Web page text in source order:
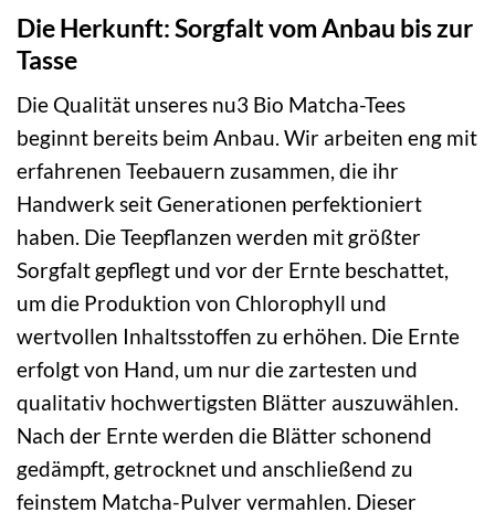
Die Herkunft: Sorgfalt vom Anbau bis zur
Tasse
Die Qualität unseres nu3 Bio Matcha-Tees
beginnt bereits beim Anbau. Wir arbeiten eng mit
erfahrenen Teebauern zusammen, die ihr
Handwerk seit Generationen perfektioniert
haben. Die Teepflanzen werden mit größter
Sorgfalt gepflegt und vor der Ernte beschattet,
um die Produktion von Chlorophyll und
wertvollen Inhaltsstoffen zu erhöhen. Die Ernte
erfolgt von Hand, um nur die zartesten und
qualitativ hochwertigsten Blätter auszuwählen.
Nach der Ernte werden die Blätter schonend
gedämpft, getrocknet und anschließend zu
feinstem Matcha-Pulver vermahlen. Dieser